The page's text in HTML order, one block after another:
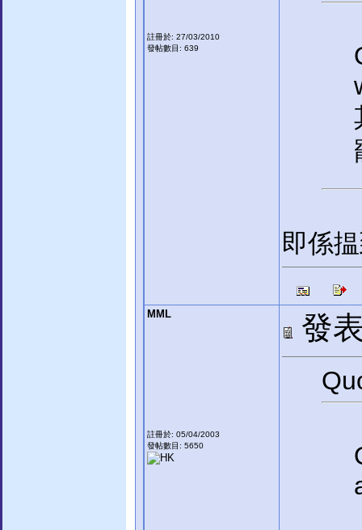
註冊於: 27/03/2010
發帖數目: 639
即係
MML
註冊於: 05/04/2003
發帖數目: 5650
發